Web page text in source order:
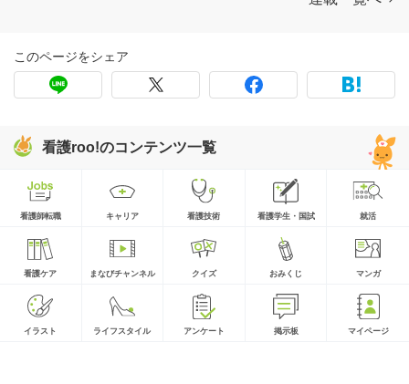
このページをシェア
看護roo!のコンテンツ一覧
看護師転職 キャリア 看護技術 看護学生・国試 就活
看護ケア まなびチャンネル クイズ おみくじ マンガ
イラスト ライフスタイル アンケート 掲示板 マイページ